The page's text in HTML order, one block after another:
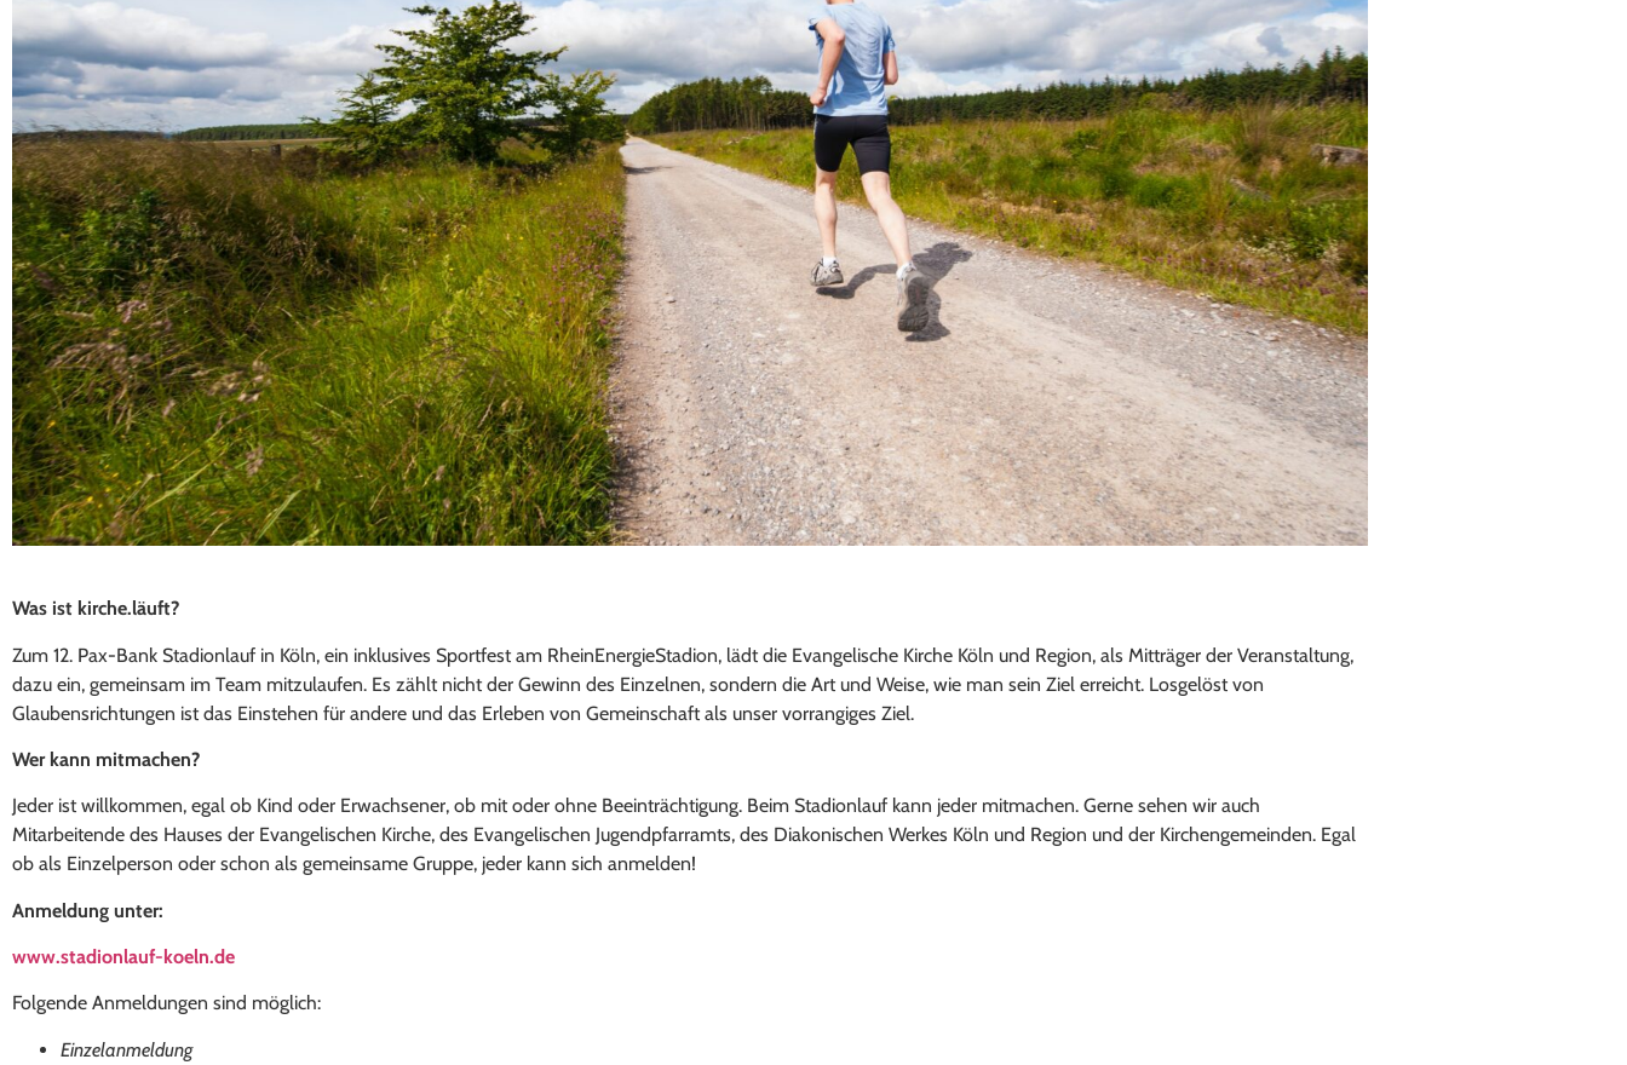
Was ist kirche.läuft?
Zum 12. Pax-Bank Stadionlauf in Köln, ein inklusives Sportfest am RheinEnergieStadion, lädt die Evangelische Kirche Köln und Region, als Mitträger der Veranstaltung,
dazu ein, gemeinsam im Team mitzulaufen. Es zählt nicht der Gewinn des Einzelnen, sondern die Art und Weise, wie man sein Ziel erreicht. Losgelöst von
Glaubensrichtungen ist das Einstehen für andere und das Erleben von Gemeinschaft als unser vorrangiges Ziel.
Wer kann mitmachen?
Jeder ist willkommen, egal ob Kind oder Erwachsener, ob mit oder ohne Beeinträchtigung. Beim Stadionlauf kann jeder mitmachen. Gerne sehen wir auch
Mitarbeitende des Hauses der Evangelischen Kirche, des Evangelischen Jugendpfarramts, des Diakonischen Werkes Köln und Region und der Kirchengemeinden. Egal
ob als Einzelperson oder schon als gemeinsame Gruppe, jeder kann sich anmelden!
Anmeldung unter:
www.stadionlauf-koeln.de
Folgende Anmeldungen sind möglich:
Einzelanmeldung